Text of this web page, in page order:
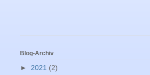
Blog-Archiv
► 2021 (2)